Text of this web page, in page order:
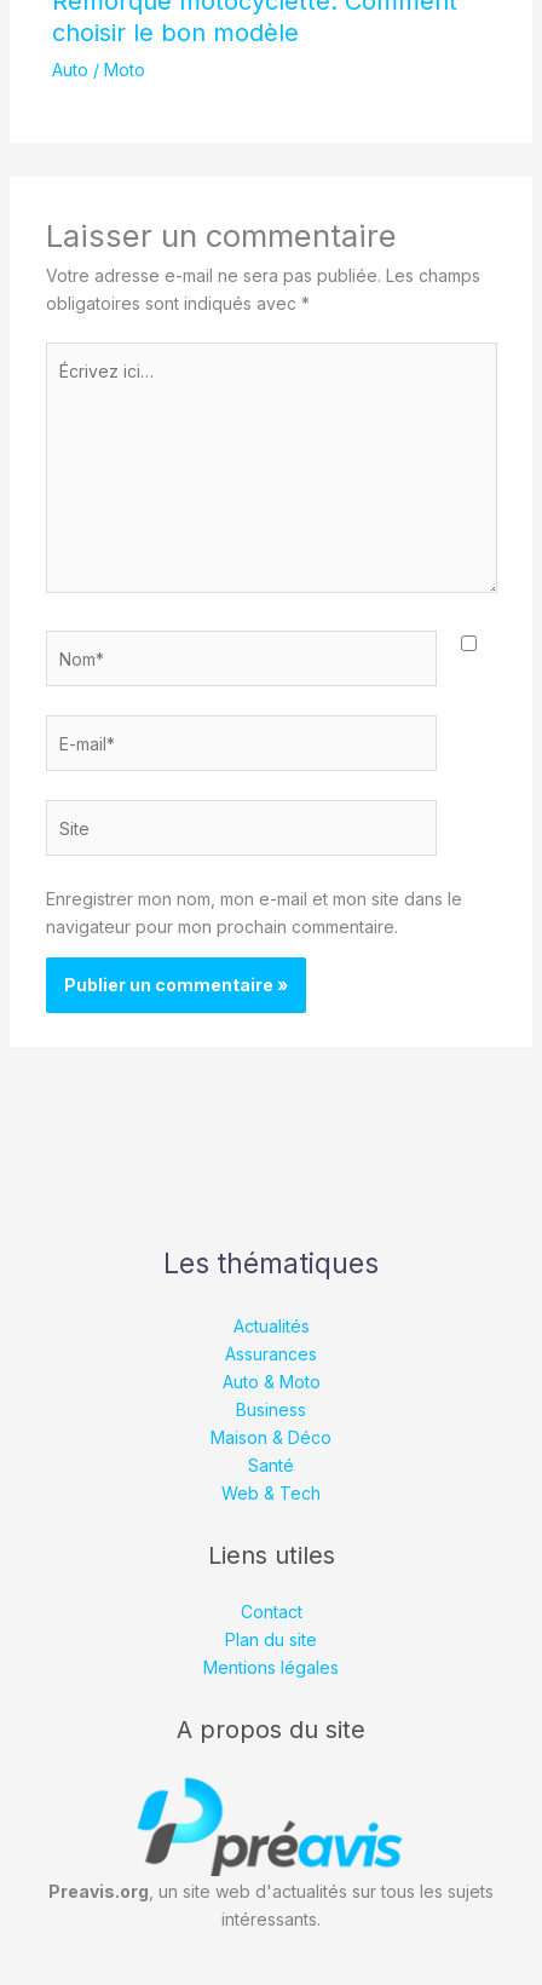
choisir le bon modèle
Auto / Moto
Laisser un commentaire
Votre adresse e-mail ne sera pas publiée. Les champs
obligatoires sont indiqués avec *
Écrivez
ici…
mail*
Enregistrer mon nom, mon e-mail et mon site dans le
navigateur pour mon prochain commentaire.
Les thématiques
Actualités
Assurances
Auto & Moto
Business
Maison & Déco
Santé
Web & Tech
Liens utiles
Contact
Plan du site
Mentions légales
A propos du site
Preavis.org , un site web d'actualités sur tous les sujets
intéressants.